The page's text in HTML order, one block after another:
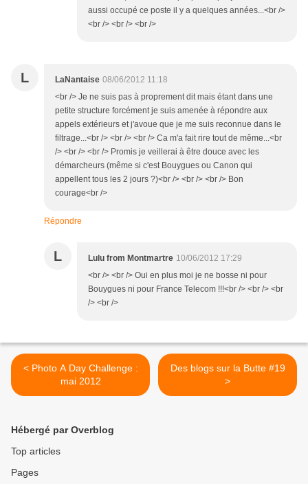
aussi occupé ce poste il y a quelques années...<br />
<br /> <br /> <br />
L LaNantaise 08/06/2012 11:18
<br /> Je ne suis pas à proprement dit mais étant dans une
petite structure forcément je suis amenée à répondre aux
appels extérieurs et j'avoue que je me suis reconnue dans le
filtrage...<br /> <br /> <br /> Ca m'a fait rire tout de même...<br
/> <br /> <br /> Promis je veillerai à être douce avec les
démarcheurs (même si c'est Bouygues ou Canon qui
appellent tous les 2 jours ?)<br /> <br /> <br /> Bon
courage<br />
Répondre
L Lulu from Montmartre 10/06/2012 17:29
<br /> <br /> Oui en plus moi je ne bosse ni pour
Bouygues ni pour France Telecom !!!<br /> <br /> <br
/> <br />
< Photo A Day Challenge :
mai 2012
Des blogs sur la Butte #19
>
Hébergé par Overblog
Top articles
Pages